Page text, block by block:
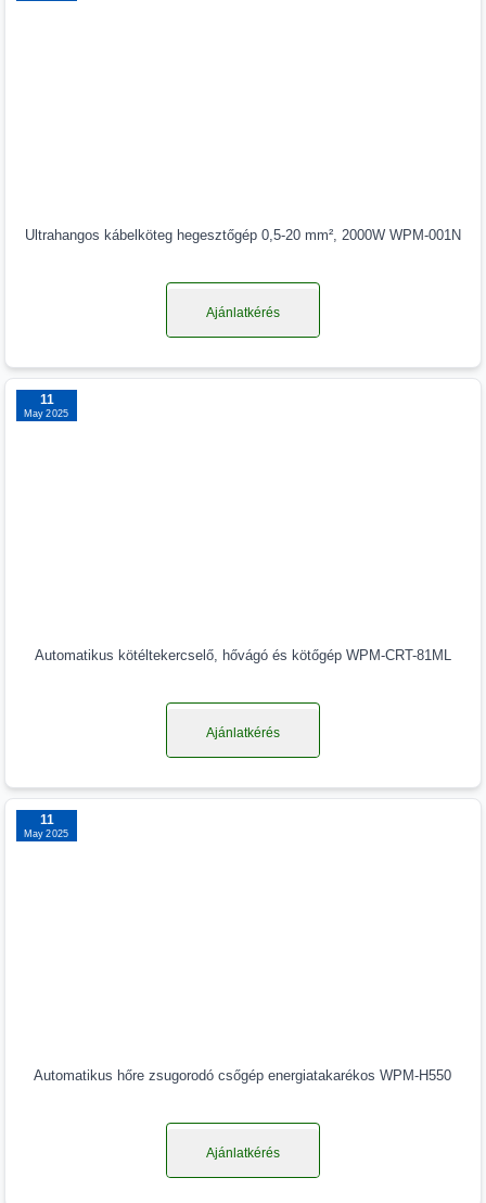
Ultrahangos kábelköteg hegesztőgép 0,5-20 mm², 2000W WPM-001N
Ajánlatkérés
11
May 2025
Automatikus kötéltekercselő, hővágó és kötőgép WPM-CRT-81ML
Ajánlatkérés
11
May 2025
Automatikus hőre zsugorodó csőgép energiatakarékos WPM-H550
Ajánlatkérés